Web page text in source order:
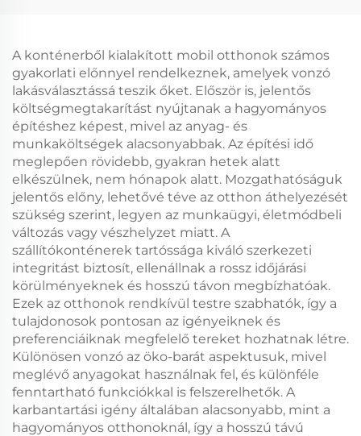
A konténerből kialakított mobil otthonok számos
gyakorlati előnnyel rendelkeznek, amelyek vonzó
lakásválasztássá teszik őket. Először is, jelentős
költségmegtakarítást nyújtanak a hagyományos
építéshez képest, mivel az anyag- és
munkaköltségek alacsonyabbak. Az építési idő
meglepően rövidebb, gyakran hetek alatt
elkészülnek, nem hónapok alatt. Mozgathatóságuk
jelentős előny, lehetővé téve az otthon áthelyezését
szükség szerint, legyen az munkaügyi, életmódbeli
változás vagy vészhelyzet miatt. A
szállítókonténerek tartóssága kiváló szerkezeti
integritást biztosít, ellenállnak a rossz időjárási
körülményeknek és hosszú távon megbízhatóak.
Ezek az otthonok rendkívül testre szabhatók, így a
tulajdonosok pontosan az igényeiknek és
preferenciáiknak megfelelő tereket hozhatnak létre.
Különösen vonzó az öko-barát aspektusuk, mivel
meglévő anyagokat használnak fel, és különféle
fenntartható funkciókkal is felszerelhetők. A
karbantartási igény általában alacsonyabb, mint a
hagyományos otthonoknál, így a hosszú távú